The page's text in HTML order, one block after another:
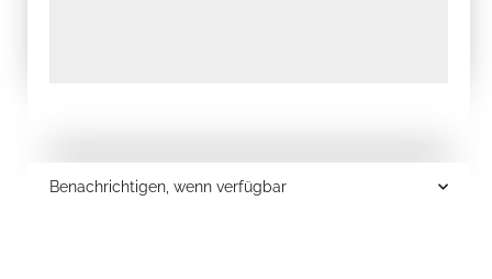
Benachrichtigen, wenn verfügbar